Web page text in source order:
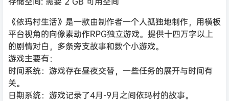
《依玛村生活》是一款由制作者一个人孤独地制作，用横板
平台视角的向像素动作RPG独立游戏。提供十四万字以上
的剧情对白，多条旁支故事和数个小游戏。
游戏主要有：
时间系统：游戏存在昼夜交替，一些任务的展开与时间有
关。
日期系统：游戏记录了4月-9月之间依玛村的故事。